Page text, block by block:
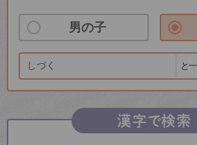
男の子
漢字で検索